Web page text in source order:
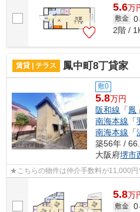
5.6万
敷金 0
2階 /
賃貸 | テラス 鳳中町8丁貸家
敷0
5.8万円
阪和線 「鳳
南海本線 「
南海本線 「
築56年 /
大阪府堺市
★こちらの物件は仲介手数料が11,000
5.8万
敷金 0